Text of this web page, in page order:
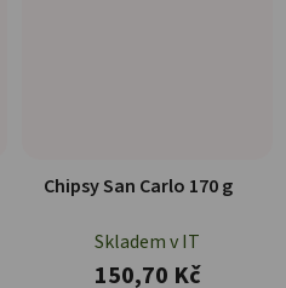
Chipsy San Carlo 170 g
Skladem v IT
150,70 Kč